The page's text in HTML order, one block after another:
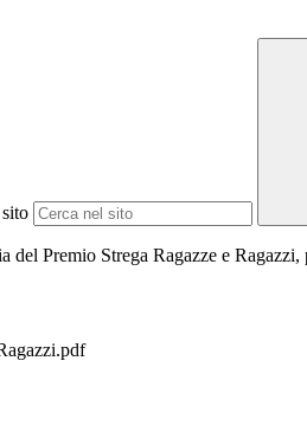
del Premio Strega Ragazze e